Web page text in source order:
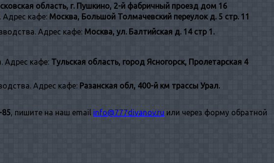
область, г. Пушкино, 2-й фабричный проезд дом 16
Адрес кафе: Москва, Большой Толмачевский переулок д. 5 стр. 11
Адрес кафе: Москва, ул. Балтийская д. 14 стр 1.
Адрес кафе: Тульская область, город Ясногорск, Пролетарская 4
Адрес кафе: Разанская обл, 400-й км трассы Урал.
85, пишите на наш email info@777divanov.ru или через форму обратной